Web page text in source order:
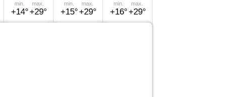
min.
+14°
max.
+29°
min.
+15°
max.
+29°
min.
+16°
max.
+29°